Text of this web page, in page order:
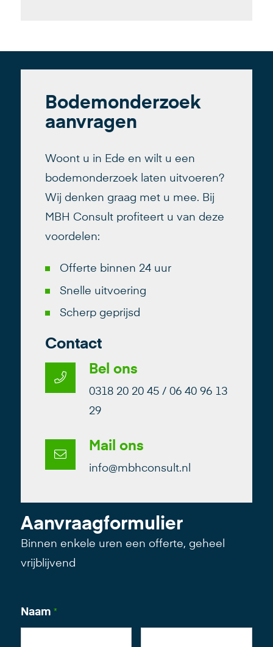
Bodemonderzoek
aanvragen
Woont u in Ede en wilt u een
bodemonderzoek laten uitvoeren?
Wij denken graag met u mee. Bij
MBH Consult profiteert u van deze
voordelen:
Offerte binnen 24 uur
Snelle uitvoering
Scherp geprijsd
Contact
Bel ons
0318 20 20 45 / 06 40 96 13
29
Mail ons
info@mbhconsult.nl
Aanvraagformulier
Binnen enkele uren een offerte, geheel
vrijblijvend
Naam *